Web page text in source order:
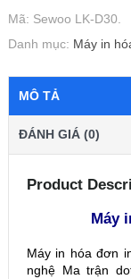
Mã: Sewoo LK-D30.
Danh mục: Máy in
MÔ TẢ
ĐÁNH GIÁ (0)
Product
Máy
Máy in hóa đơn
nghệ Ma trận